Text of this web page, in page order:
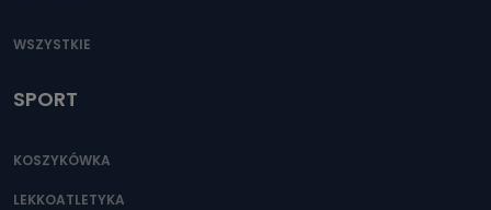
WSZYSTKIE
SPORT
KOSZYKÓWKA
LEKKOATLETYKA